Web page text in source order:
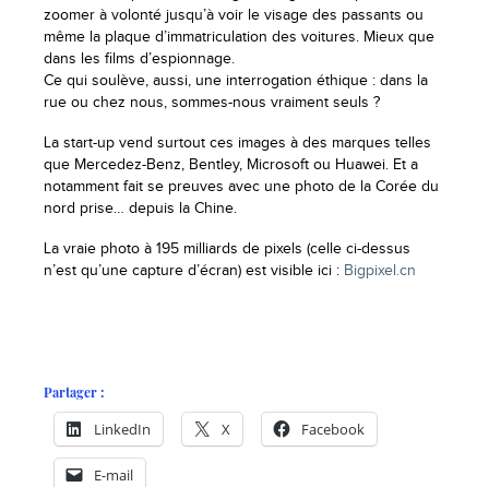
zoomer à volonté jusqu’à voir le visage des passants ou
même la plaque d’immatriculation des voitures. Mieux que
dans les films d’espionnage.
Ce qui soulève, aussi, une interrogation éthique : dans la
rue ou chez nous, sommes-nous vraiment seuls ?
La start-up vend surtout ces images à des marques telles
que Mercedez-Benz, Bentley, Microsoft ou Huawei. Et a
notamment fait se preuves avec une photo de la Corée du
nord prise… depuis la Chine.
La vraie photo à 195 milliards de pixels (celle ci-dessus
n’est qu’une capture d’écran) est visible ici : Bigpixel.cn
Partager :
LinkedIn X Facebook
E-mail